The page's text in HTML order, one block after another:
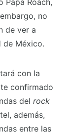
Papa Roach,
no
de ver a
de México.
con la
confirmado
del rock
además,
entre las